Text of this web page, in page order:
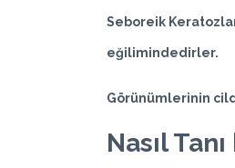
Seboreik
eğilimindedirler.
Görünümlerinin
Nasıl